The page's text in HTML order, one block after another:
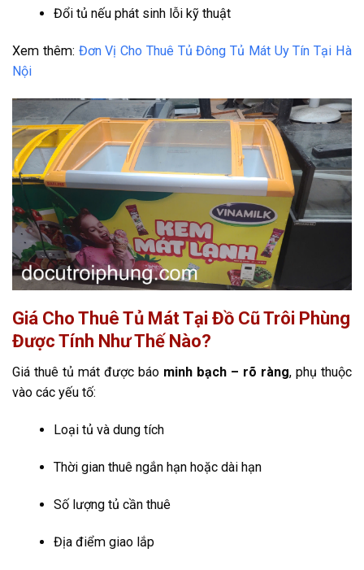
Đổi tủ nếu phát sinh lỗi kỹ thuật
Xem thêm: Đơn Vị Cho Thuê Tủ Đông Tủ Mát Uy Tín Tại Hà
Nội
Giá Cho Thuê Tủ Mát Tại Đồ Cũ Trôi Phùng
Được Tính Như Thế Nào?
Giá thuê tủ mát được báo minh bạch – rõ ràng, phụ thuộc
vào các yếu tố:
Loại tủ và dung tích
Thời gian thuê ngắn hạn hoặc dài hạn
Số lượng tủ cần thuê
Địa điểm giao lắp